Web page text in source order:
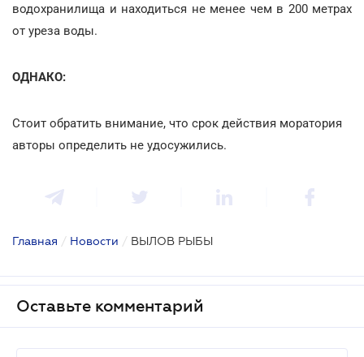
водохранилища и находиться не менее чем в 200 метрах
от уреза воды.
ОДНАКО:
Стоит обратить внимание, что срок действия моратория
авторы определить не удосужились.
Главная / Новости / ВЫЛОВ РЫБЫ
Оставьте комментарий